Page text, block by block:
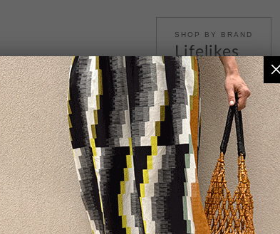
SHOP BY BRAND
Lifelikes
LIKE